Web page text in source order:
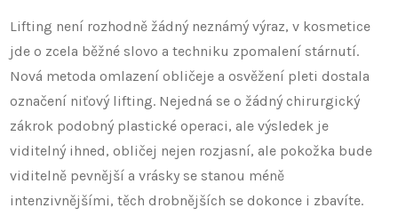
Lifting není rozhodně žádný neznámý výraz, v kosmetice
jde o zcela běžné slovo a techniku zpomalení stárnutí.
Nová metoda omlazení obličeje a osvěžení pleti dostala
označení niťový lifting. Nejedná se o žádný chirurgický
zákrok podobný plastické operaci, ale výsledek je
viditelný ihned, obličej nejen rozjasní, ale pokožka bude
viditelně pevnější a vrásky se stanou méně
intenzivnějšími, těch drobnějších se dokonce i zbavíte.